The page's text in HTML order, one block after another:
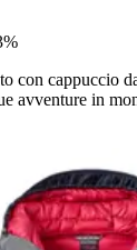
con cappuccio
avventure in